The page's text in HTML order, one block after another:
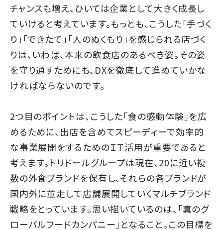
チャンスも増え、ひいては企業として大きく成長し
ていけると考えています。もっとも、こうした「手づく
り」「できたて」「人のぬくもり」を感じられる店づく
りは、いわば、本来の飲食店のあるべき姿。その姿
を守り通すためにも、DXを徹底して進めていかな
ければならないのです。
2つ目のポイントは、こうした「食の感動体験」を広
めるために、出店を含めてスピーディーで効率的
な事業展開をするためのＩＴ活用が重要であると
考えます。トリドールグループは現在、20に近い複
数の外食ブランドを保有し、それらの各ブランドが
国内外に並走して店舗展開していくマルチブランド
戦略をとっています。思い描いているのは、「真のグ
ローバルフードカンパニー」となること。この目標を